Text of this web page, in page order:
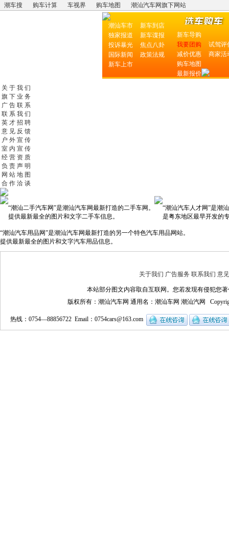
潮车搜 购车计算 车视界 购车地图 潮汕汽车网旗下网站
潮汕车市
新车到店
独家报道
新车谍报
投诉暴光
焦点八卦
国际新闻
政策法规
新车上市
新车导购
我要团购
试驾评
减价优惠
商家活
购车地图
最新报价
关 于 我 们
旗 下 业 务
广 告 联 系
联 系 我 们
英 才 招 聘
意 见 反 馈
户 外 宣 传
室 内 宣 传
经 营 资 质
负 责 声 明
网 站 地 图
合 作 洽 谈
“潮汕二手汽车网”是潮汕汽车网最新打造的二手车网。
提供最新最全的图片和文字二手车信息。
“潮汕汽车人才网”是潮
是粤东地区最早开发的
“潮汕汽车用品网”是潮汕汽车网最新打造的另一个特色汽车用品网站。
提供最新最全的图片和文字汽车用品信息。
关于我们 广告服务 联系我们 意
本站部分图文内容取自互联网。您若发现有侵犯您
版权所有：潮汕汽车网 通用名：潮汕车网 潮汕汽网
热线：0754—88856722 Email： 0754cars@163.com